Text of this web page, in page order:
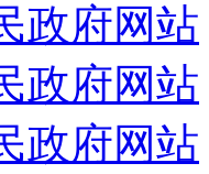
政府网站
政府网站
政府网站